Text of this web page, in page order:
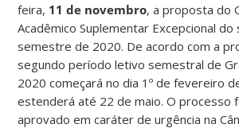
feira, 11 de novembro, a proposta do
Acadêmico Suplementar Excepcional do
semestre de 2020. De acordo com a
segundo período letivo semestral de
2020 começará no dia 1º de fevereiro
estenderá até 22 de maio. O processo
aprovado em caráter de urgência na